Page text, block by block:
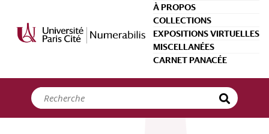
À PROPOS
COLLECTIONS
EXPOSITIONS VIRTUELLES
MISCELLANÉES
CARNET PANACÉE